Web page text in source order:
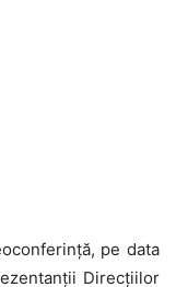
pe data
Direcțiilor